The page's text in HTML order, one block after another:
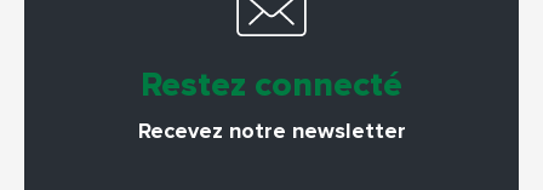
Restez connecté
Recevez notre newsletter